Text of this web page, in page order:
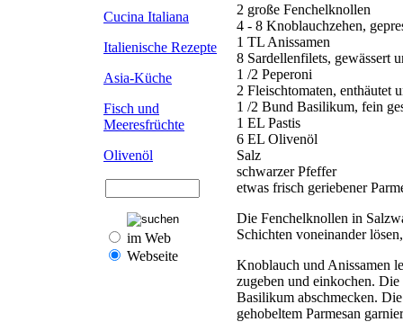
Cucina Italiana
Italienische Rezepte
Asia-Küche
Fisch und
Meeresfrüchte
Olivenöl
im Web
Webseite
2 große Fenchelknollen
4 - 8 Knoblauchzehen,
1 TL Anissamen
8 Sardellenfilets, gewässert
1 /2 Peperoni
2 Fleischtomaten, enthäutet
1 /2 Bund Basilikum, fein
1 EL Pastis
6 EL Olivenöl
Salz
schwarzer Pfeffer
etwas frisch geriebener
Die Fenchelknollen in
Schichten voneinander
Knoblauch und Anissamen
zugeben und einkochen.
Basilikum abschmecken.
gehobeltem Parmesan